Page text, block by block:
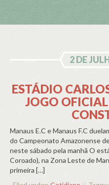
2 DE
ESTÁDIO
JOGO OFICIAL
Manaus E.C e Manaus F.C
do Campeonato Amazonense
neste sábado pela manhã O
Coroado), na Zona Leste de
primeira […]